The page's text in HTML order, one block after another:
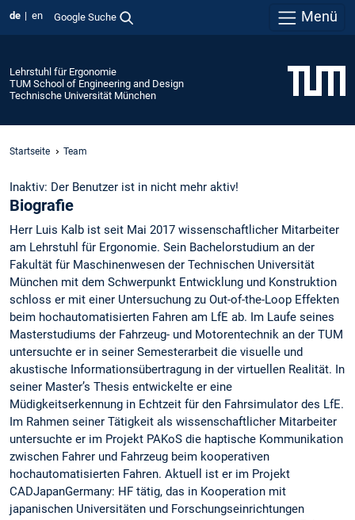
de en Google Suche Menü
Lehrstuhl für Ergonomie
TUM School of Engineering and Design
Technische Universität München
Startseite Team
Inaktiv: Der Benutzer ist in nicht mehr aktiv!
Biografie
Herr Luis Kalb ist seit Mai 2017 wissenschaftlicher Mitarbeiter
am Lehrstuhl für Ergonomie. Sein Bachelorstudium an der
Fakultät für Maschinenwesen der Technischen Universität
München mit dem Schwerpunkt Entwicklung und Konstruktion
schloss er mit einer Untersuchung zu Out-of-the-Loop Effekten
beim hochautomatisierten Fahren am LfE ab. Im Laufe seines
Masterstudiums der Fahrzeug- und Motorentechnik an der TUM
untersuchte er in seiner Semesterarbeit die visuelle und
akustische Informationsübertragung in der virtuellen Realität. In
seiner Master’s Thesis entwickelte er eine
Müdigkeitserkennung in Echtzeit für den Fahrsimulator des LfE.
Im Rahmen seiner Tätigkeit als wissenschaftlicher Mitarbeiter
untersuchte er im Projekt PAKoS die haptische Kommunikation
zwischen Fahrer und Fahrzeug beim kooperativen
hochautomatisierten Fahren. Aktuell ist er im Projekt
CADJapanGermany: HF tätig, das in Kooperation mit
japanischen Universitäten und Forschungseinrichtungen